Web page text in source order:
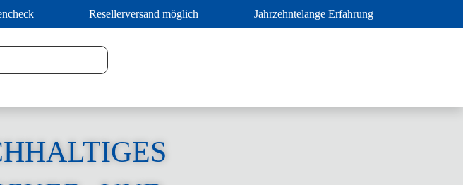
Resellerversand möglich Jahrzehntelange Erfahrung